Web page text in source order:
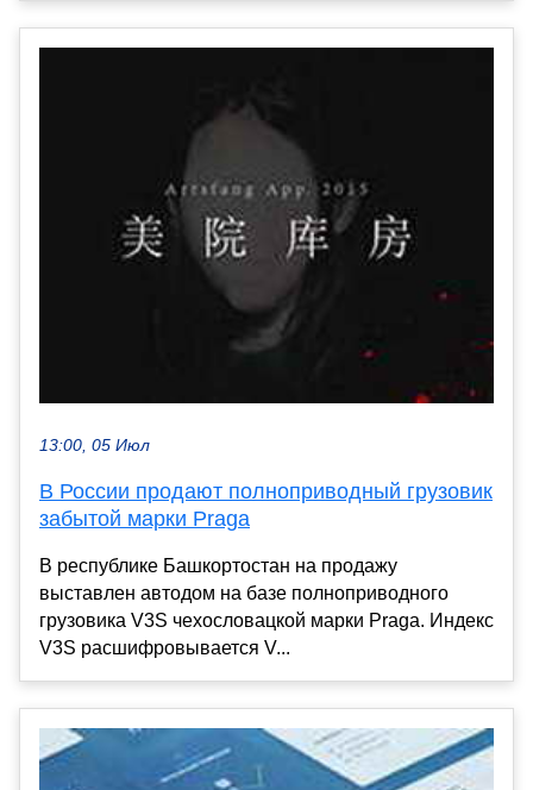
13:00, 05 Июл
В России продают полноприводный грузовик
забытой марки Praga
В республике Башкортостан на продажу
выставлен автодом на базе полноприводного
грузовика V3S чехословацкой марки Praga. Индекс
V3S расшифровывается V...